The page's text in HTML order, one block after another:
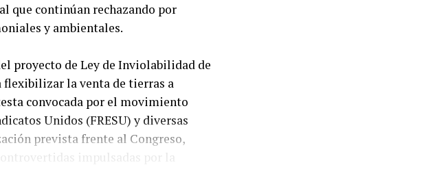
que continúan rechazando por
y ambientales.
proyecto de Ley de Inviolabilidad de
la venta de tierras a
convocada por el movimiento
Unidos (FRESU) y diversas
prevista frente al Congreso,
impulsadas por la